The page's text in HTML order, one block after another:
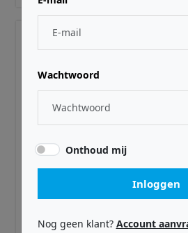
IKMST400DID
Wachtwoord
Onthoud mij
Inloggen
Nog geen klant? Account